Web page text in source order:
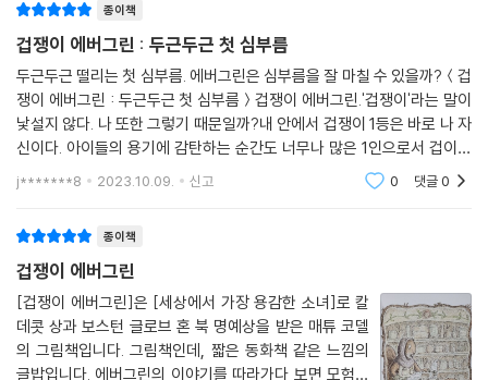
달리는 에버그린과 도토리를 찾아라!
숨은 그림을 찾는 재미
그림 구석구석에는 얼굴을 빼꼼히 내밀거나 열심히 달려가는 작은 에버그
린이 숨어 있습니다. 그리고 바위 사이에 낀 토끼를 구하려 돌을 밀 때도,
매에게 낚아 채일 때도, 개울물에 잠시 목을 축일 때도 에버그린은 수프가
담긴 도토리를 항상 곁에 둡니다. 에버그린이 손에 쥐고 있지 않을 때 도토
리는 어디 있는지 찾아보는 재미도 있답니다. 꼼꼼히 보아야만 알 수 있는
교과과정: [누리과정] 3월-친구, 규칙｜4월-봄, 동식물｜5월-나, 가족
｜10월-가을
[교과과정] 1-1 국어 7. 생각을 나타내요｜1-2 국어 10. 인물의 말과 행동
을 상상해요
종이책
겁쟁이 에버그린 : 두근두근 첫 심부름
두근두근 떨리는 첫 심부름. 에버그린은 심부름을 잘 마칠 수 있을까?＜겁
쟁이 에버그린 : 두근두근 첫 심부름＞겁쟁이 에버그린.'겁쟁이'라는 말이
낯설지 않다. 나 또한 그렇기 때문일까?내 안에서 겁쟁이 1등은 바로 나 자
신이다. 아이들의 용기에 감탄하는 순간도 너무나 많은 1인으로서 겁이라
면 어디가서 지지 않는다. 첫 심부름을 떠나며 떨리는 그 마음.누구보다 십
분 이해한다.
j*******8 2023.10.09. 신고 0 댓글0
종이책
겁쟁이 에버그린
[겁쟁이 에버그린]은 [세상에서 가장 용감한 소녀]로 칼
데콧 상과 보스턴 글로브 혼 북 명예상을 받은 매튜 코델
의 그림책입니다. 그림책인데, 짧은 동화책 같은 느낌의
글밥입니다. 에버그린의 이야기를 따라가다 보면 모험을